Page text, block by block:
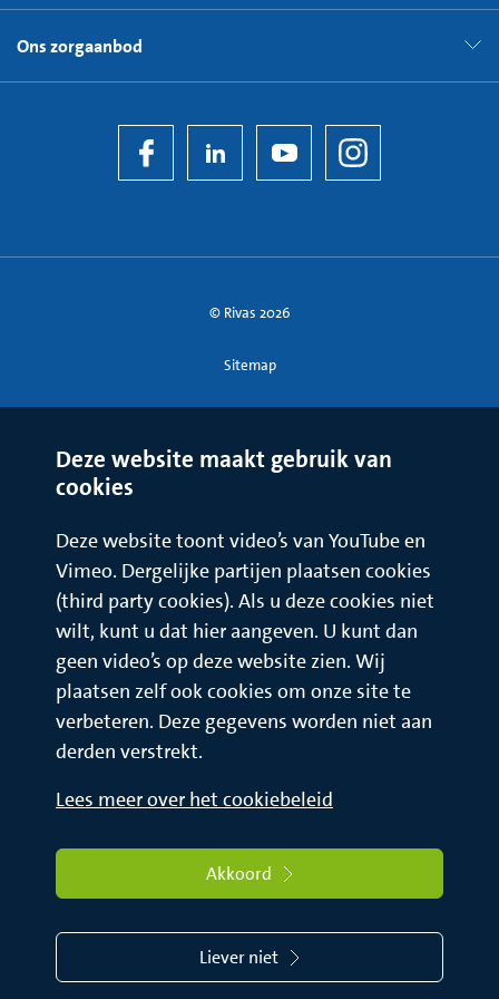
Ons zorgaanbod
© Rivas 2026
Sitemap
Deze website maakt gebruik van
cookies
Deze website toont video’s van YouTube en
Vimeo. Dergelijke partijen plaatsen cookies
(third party cookies). Als u deze cookies niet
wilt, kunt u dat hier aangeven. U kunt dan
geen video’s op deze website zien. Wij
plaatsen zelf ook cookies om onze site te
verbeteren. Deze gegevens worden niet aan
derden verstrekt.
Lees meer over het cookiebeleid
Akkoord
Liever niet